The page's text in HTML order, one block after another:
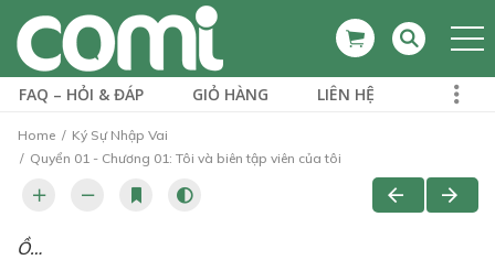
FAQ – HỎI & ĐÁP GIỎ HÀNG LIÊN HỆ
Home
Ký Sự Nhập Vai
Quyển 01 - Chương 01: Tôi và biên tập viên của tôi
Ồ…